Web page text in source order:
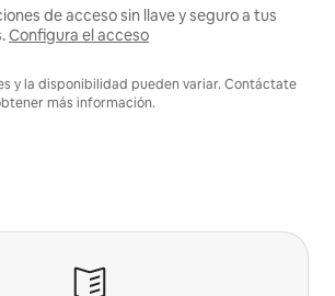
de acceso sin llave y seguro a tus
Configura el acceso
y la disponibilidad pueden variar. Contáctate
más información.